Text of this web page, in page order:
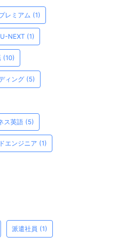
レミアム (1)
U-NEXT (1)
(10)
ィング (5)
ス英語 (5)
エンジニア (1)
派遣社員 (1)